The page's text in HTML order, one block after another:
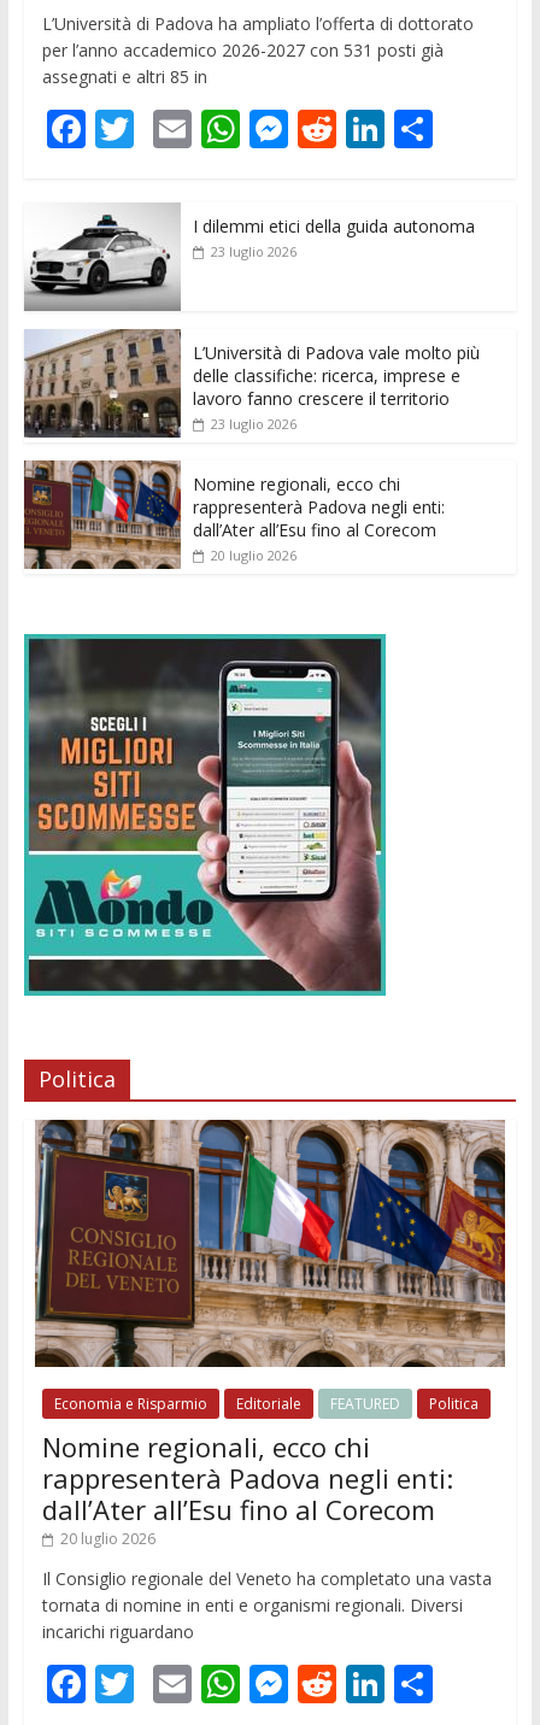
L’Università di Padova ha ampliato l’offerta di dottorato
per l’anno accademico 2026-2027 con 531 posti già
assegnati e altri 85 in
F
e
b
o
o
k
T
itt
er
E
ai
l
W
s
p
M
ss
e
er
R
di
Li
e
C
di
I dilemmi etici della guida autonoma
23 luglio 2026
L’Università di Padova vale molto più
delle classifiche: ricerca, imprese e
lavoro fanno crescere il territorio
23 luglio 2026
Nomine regionali, ecco chi
rappresenterà Padova negli enti:
dall’Ater all’Esu fino al Corecom
20 luglio 2026
Politica
Economia e Risparmio Editoriale FEATURED Politica
Nomine regionali, ecco chi
rappresenterà Padova negli enti:
dall’Ater all’Esu fino al Corecom
20 luglio 2026
Il Consiglio regionale del Veneto ha completato una vasta
tornata di nomine in enti e organismi regionali. Diversi
incarichi riguardano
F T E W M R Li C